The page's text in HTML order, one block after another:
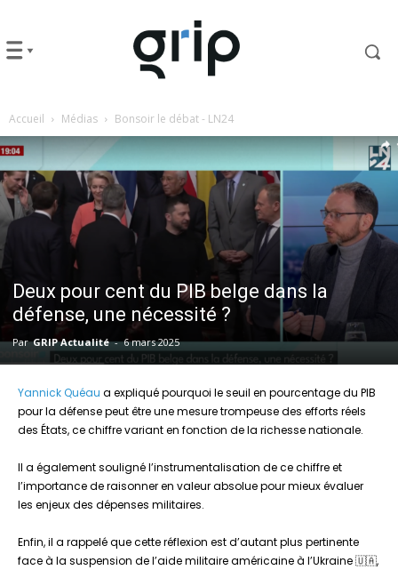
Accueil Médias Bonsoir le débat - LN24
Deux pour cent du PIB belge dans la
défense, une nécessité ?
Par GRIP Actualité - 6 mars 2025
Yannick Quéau a expliqué pourquoi le seuil en pourcentage du PIB
pour la défense peut être une mesure trompeuse des efforts réels
des États, ce chiffre variant en fonction de la richesse nationale.
Il a également souligné l’instrumentalisation de ce chiffre et
l’importance de raisonner en valeur absolue pour mieux évaluer
les enjeux des dépenses militaires.
Enfin, il a rappelé que cette réflexion est d’autant plus pertinente
face à la suspension de l’aide militaire américaine à l’Ukraine 🇺🇦,